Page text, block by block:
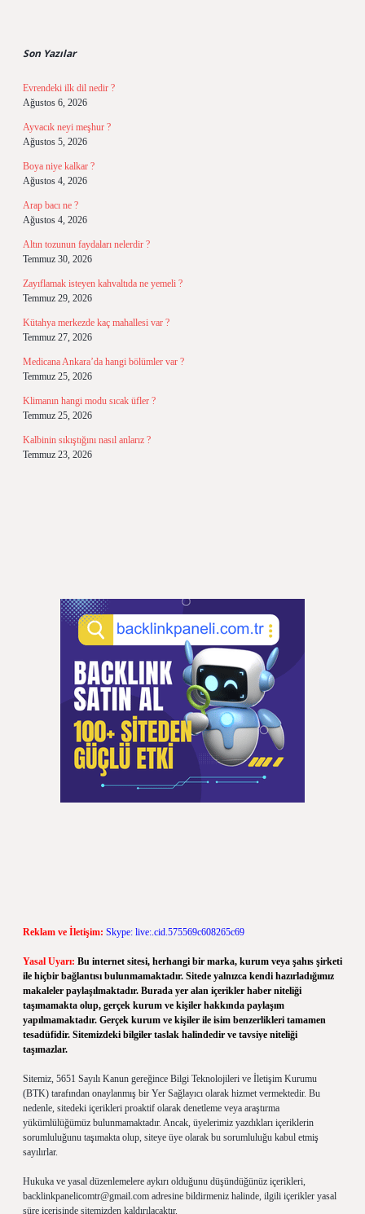
Son Yazılar
Evrendeki ilk dil nedir ?
Ağustos 6, 2026
Ayvacık neyi meşhur ?
Ağustos 5, 2026
Boya niye kalkar ?
Ağustos 4, 2026
Arap bacı ne ?
Ağustos 4, 2026
Altın tozunun faydaları nelerdir ?
Temmuz 30, 2026
Zayıflamak isteyen kahvaltıda ne yemeli ?
Temmuz 29, 2026
Kütahya merkezde kaç mahallesi var ?
Temmuz 27, 2026
Medicana Ankara’da hangi bölümler var ?
Temmuz 25, 2026
Klimanın hangi modu sıcak üfler ?
Temmuz 25, 2026
Kalbinin sıkıştığını nasıl anlarız ?
Temmuz 23, 2026
Reklam ve İletişim: Skype: live:.cid.575569c608265c69
Yasal Uyarı: Bu internet sitesi, herhangi bir marka, kurum veya şahıs şirketi
ile hiçbir bağlantısı bulunmamaktadır. Sitede yalnızca kendi hazırladığımız
makaleler paylaşılmaktadır. Burada yer alan içerikler haber niteliği
taşımamakta olup, gerçek kurum ve kişiler hakkında paylaşım
yapılmamaktadır. Gerçek kurum ve kişiler ile isim benzerlikleri tamamen
tesadüfidir. Sitemizdeki bilgiler taslak halindedir ve tavsiye niteliği
taşımazlar.
Sitemiz, 5651 Sayılı Kanun gereğince Bilgi Teknolojileri ve İletişim Kurumu
(BTK) tarafından onaylanmış bir Yer Sağlayıcı olarak hizmet vermektedir. Bu
nedenle, sitedeki içerikleri proaktif olarak denetleme veya araştırma
yükümlülüğümüz bulunmamaktadır. Ancak, üyelerimiz yazdıkları içeriklerin
sorumluluğunu taşımakta olup, siteye üye olarak bu sorumluluğu kabul etmiş
sayılırlar.
Hukuka ve yasal düzenlemelere aykırı olduğunu düşündüğünüz içerikleri,
backlinkpanelicomtr@gmail.com adresine bildirmeniz halinde, ilgili içerikler yasal
süre içerisinde sitemizden kaldırılacaktır.